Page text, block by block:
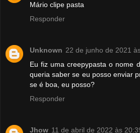
Mário clipe pasta
Responder
Unknown 22 de junho de 2021
Eu fiz uma creepypasta o nome
queria saber se eu posso enviar
se é boa, eu posso?
Responder
Jhow 11 de abril de 2022 às